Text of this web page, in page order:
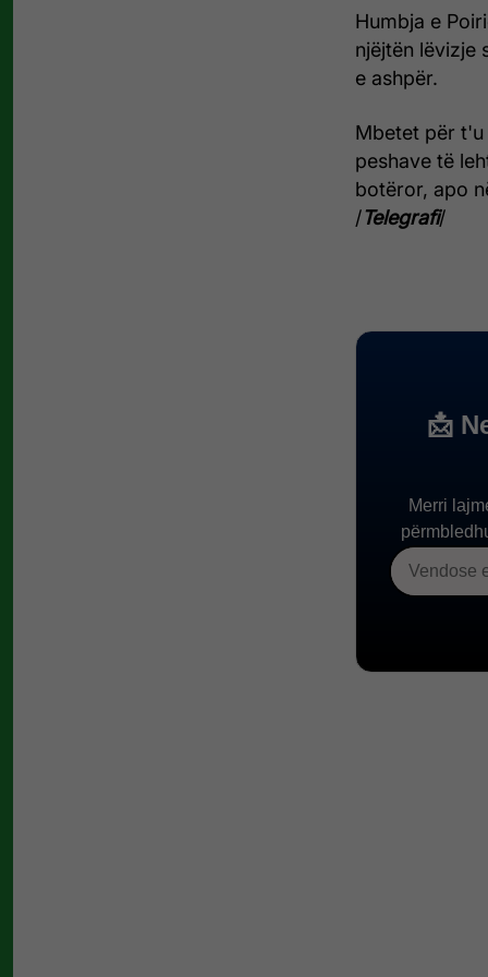
Humbja e
njëjtën lëvizje
e ashpër.
Mbetet për
peshave të
botëror, apo
/Telegrafi/